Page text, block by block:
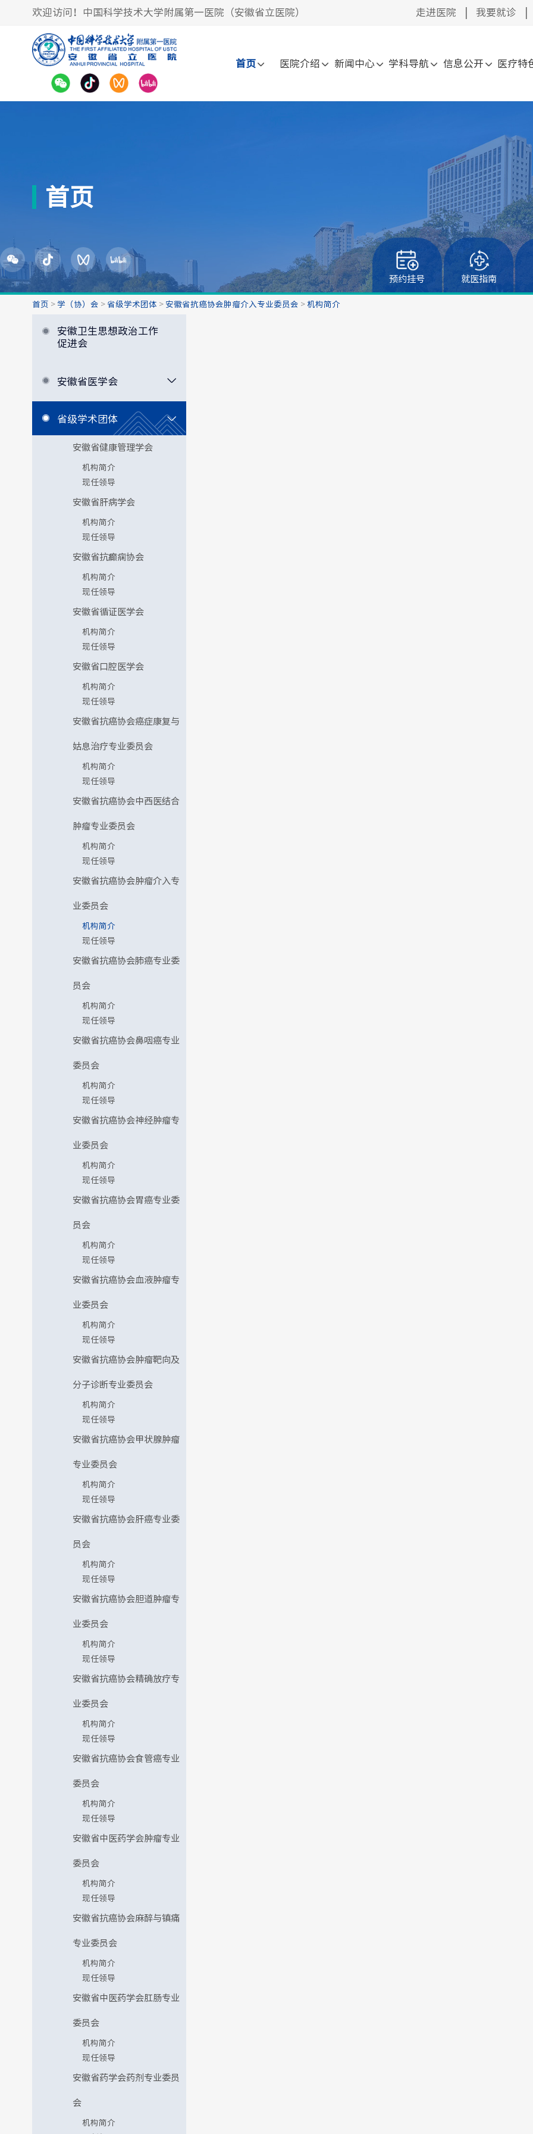
欢迎访问！中国科学技术大学附属第一医院（安徽省立医院） 走进医院 我要就诊
首页 医院介绍 新闻中心 学科导航 信息公开 医疗特
首页
预约挂号 就医指南
首页 > 学（协）会 > 省级学术团体 > 安徽省抗癌协会肿瘤介入专业委员会 > 机构简介
安徽卫生思想政治工作
促进会
安徽省医学会
省级学术团体
安徽省健康管理学会
机构简介
现任领导
安徽省肝病学会
机构简介
现任领导
安徽省抗癫痫协会
机构简介
现任领导
安徽省循证医学会
机构简介
现任领导
安徽省口腔医学会
机构简介
现任领导
安徽省抗癌协会癌症康复与
姑息治疗专业委员会
机构简介
现任领导
安徽省抗癌协会中西医结合
肿瘤专业委员会
机构简介
现任领导
安徽省抗癌协会肿瘤介入专
业委员会
机构简介
现任领导
安徽省抗癌协会肺癌专业委
员会
机构简介
现任领导
安徽省抗癌协会鼻咽癌专业
委员会
机构简介
现任领导
安徽省抗癌协会神经肿瘤专
业委员会
机构简介
现任领导
安徽省抗癌协会胃癌专业委
员会
机构简介
现任领导
安徽省抗癌协会血液肿瘤专
业委员会
机构简介
现任领导
安徽省抗癌协会肿瘤靶向及
分子诊断专业委员会
机构简介
现任领导
安徽省抗癌协会甲状腺肿瘤
专业委员会
机构简介
现任领导
安徽省抗癌协会肝癌专业委
员会
机构简介
现任领导
安徽省抗癌协会胆道肿瘤专
业委员会
机构简介
现任领导
安徽省抗癌协会精确放疗专
业委员会
机构简介
现任领导
安徽省抗癌协会食管癌专业
委员会
机构简介
现任领导
安徽省中医药学会肿瘤专业
委员会
机构简介
现任领导
安徽省抗癌协会麻醉与镇痛
专业委员会
机构简介
现任领导
安徽省中医药学会肛肠专业
委员会
机构简介
现任领导
安徽省药学会药剂专业委员
会
机构简介